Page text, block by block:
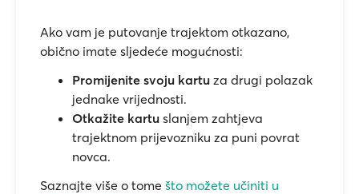
Ako vam je putovanje trajektom otkazano,
obično imate sljedeće mogućnosti:
Promijenite svoju kartu za drugi polazak
jednake vrijednosti.
Otkažite kartu slanjem zahtjeva
trajektnom prijevozniku za puni povrat
novca.
Saznajte više o tome što možete učiniti u